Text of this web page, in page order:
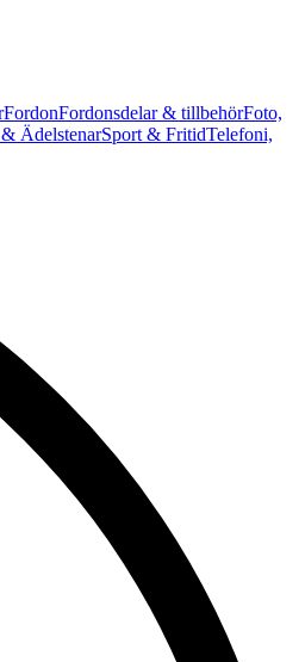
FordonFordonsdelar & tillbehörFoto,
ÄdelstenarSport & FritidTelefoni,